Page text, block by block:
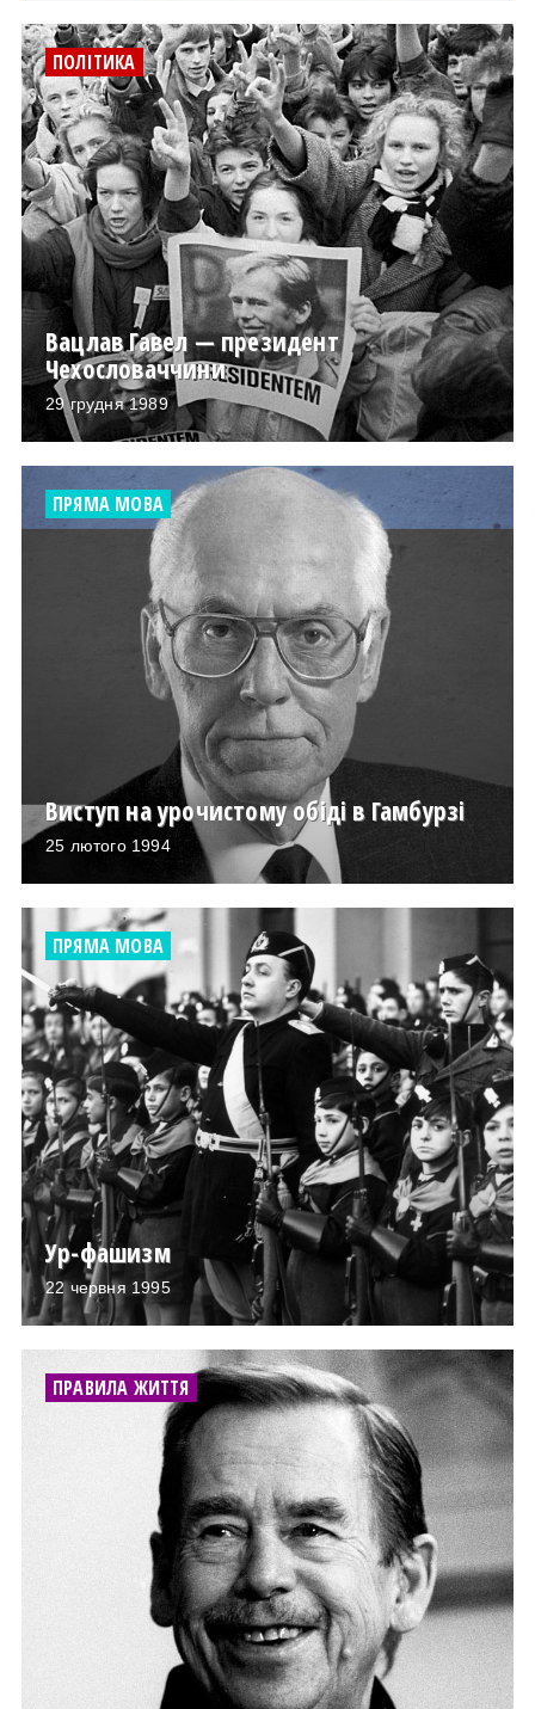
ПОЛІТИКА
Вацлав Гавел — президент
Чехословаччини
29 грудня 1989
ПРЯМА МОВА
Виступ на урочистому обіді в Гамбурзі
25 лютого 1994
ПРЯМА МОВА
Ур-фашизм
22 червня 1995
ПРАВИЛА ЖИТТЯ